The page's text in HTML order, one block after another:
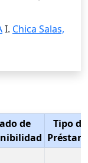
I. Chica Salas,
de
Tipo de